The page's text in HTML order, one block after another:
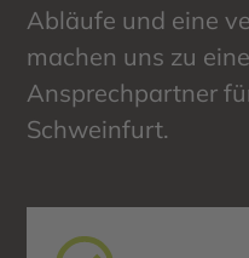
Abläufe und eine
machen uns zu
Ansprechpartner
Schweinfurt.